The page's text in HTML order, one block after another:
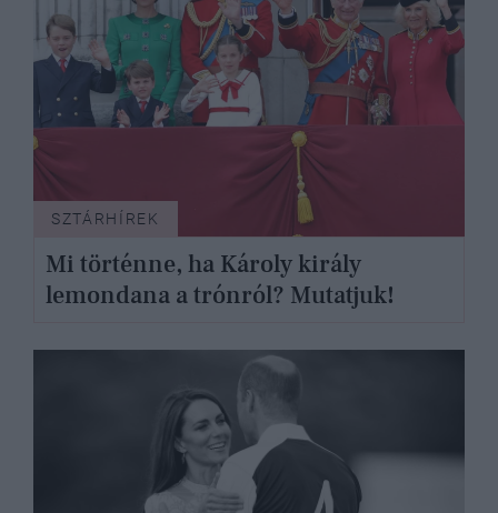
SZTÁRHÍREK
Mi történne, ha Károly király
lemondana a trónról? Mutatjuk!